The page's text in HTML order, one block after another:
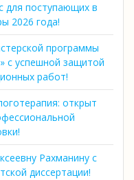
для поступающих в
2026 года!
программы
с успешной защитой
работ!
открыт
Рахманину с
диссертации!